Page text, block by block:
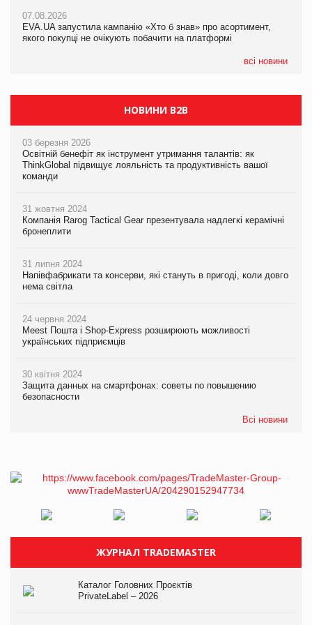
07.08.2026
EVA.UA запустила кампанію «Хто б знав» про асортимент,
якого покупці не очікують побачити на платформі
всі новини
05.08.2026
Мережа супермаркетів VARUS купує мережу магазинів
НОВИНИ B2B
03 березня 2026
Освітній бенефіт як інструмент утримання талантів: як
ThinkGlobal підвищує лояльність та продуктивність вашої
команди
31 жовтня 2024
Компанія Rarog Tactical Gear презентувала надлегкі керамічні
бронеплити
31 липня 2024
Напівфабрикати та консерви, які стануть в пригоді, коли довго
нема світла
24 червня 2024
Meest Пошта і Shop-Express розширюють можливості
українських підприємців
30 квітня 2024
Защита данных на смартфонах: советы по повышению
безопасности
Всі новини
ЖУРНАЛ TRADEMASTER
Каталог Головних Проєктів
PrivateLabel – 2026